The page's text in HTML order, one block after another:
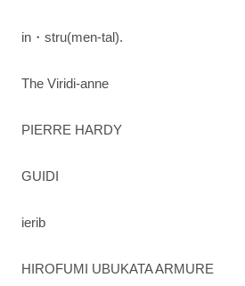
in・stru(men-tal).
The Viridi-anne
PIERRE HARDY
GUIDI
ierib
HIROFUMI UBUKATA ARMURE